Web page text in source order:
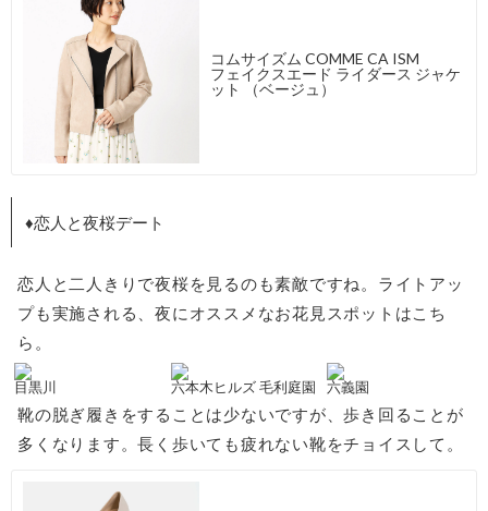
コムサイズム COMME CA ISM
フェイクスエード ライダース ジャケ
ット （ベージュ）
♦恋人と夜桜デート
恋人と二人きりで夜桜を見るのも素敵ですね。ライトアッ
プも実施される、夜にオススメなお花見スポットはこち
ら。
目黒川 六本木ヒルズ 毛利庭園 六義園
靴の脱ぎ履きをすることは少ないですが、歩き回ることが
多くなります。長く歩いても疲れない靴をチョイスして。